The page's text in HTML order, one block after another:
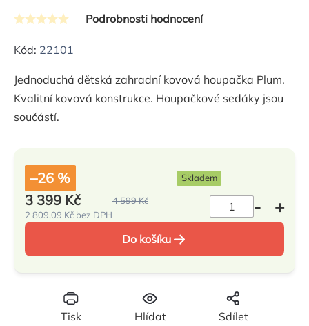
Průměrné
hodnocení
je
0,0
z
Podrobnosti hodnocení
Kód: 22101
Jednoduchá dětská zahradní kovová houpačka Plum.
Kvalitní kovová konstrukce. Houpačkové sedáky jsou
součástí.
Tisk Hlídat Sdílet
–26 % Skladem
4 599 Kč
3 399 Kč
2 809,09 Kč bez DPH
cena:
Do košíku